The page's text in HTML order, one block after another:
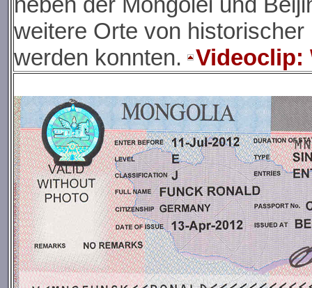
weitere Orte von
werden konnten. Videoclip: